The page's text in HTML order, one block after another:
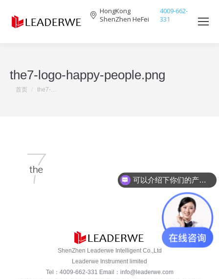
HongKong
ShenZhen HeFei
4009-662-
331
the7-logo-happy-people.png
您在这里：
首页 the7-…
ShenZhen Leaderwe Intelligent Co.,Ltd
Leaderwe Instrument limited
Tel： 4009-662-331 Email： info@leaderwe.com
可以介绍下你们的产品么？